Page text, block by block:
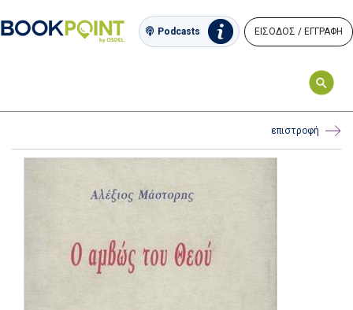
Podcasts ΕΙΣΟΔΟΣ / ΕΓΓΡΑΦΗ
επιστροφή